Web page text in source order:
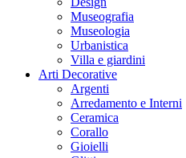
Museografia
Museologia
Urbanistica
Villa e giardini
Arti Decorative
Argenti
Arredamento e Interni
Ceramica
Corallo
Gioielli